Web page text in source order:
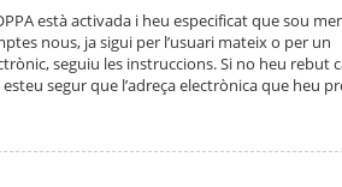
està activada i heu especificat que sou
nous, ja sigui per l’usuari mateix o per un
seguiu les instruccions. Si no heu rebut
segur que l’adreça electrònica que heu